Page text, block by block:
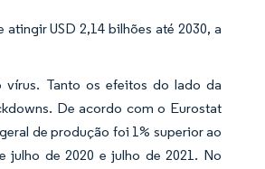
USD 2,14 bilhões até 2030, a
vírus. Tanto os efeitos do lado da
De acordo com o Eurostat
de produção foi 1% superior ao
julho de 2020 e julho de 2021. No